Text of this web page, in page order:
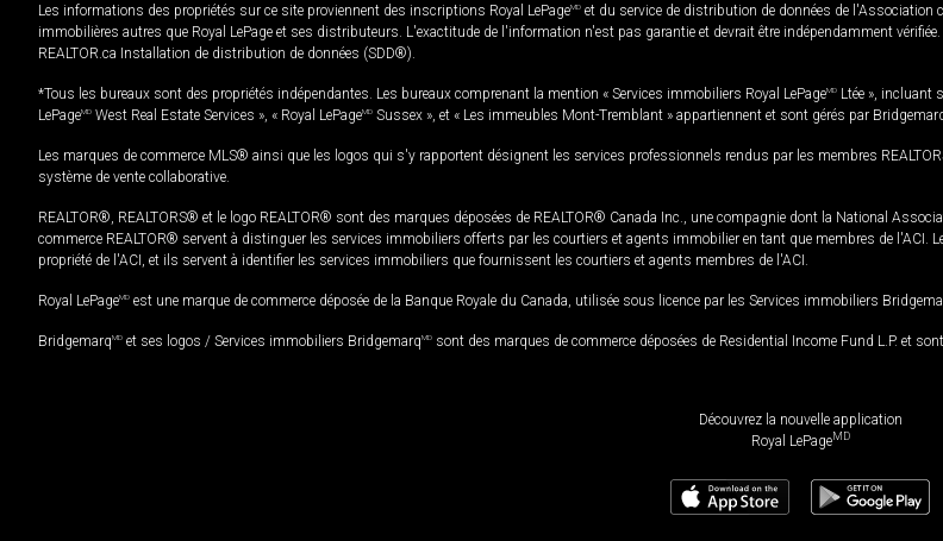
Les informations des propriétés sur ce site proviennent des inscriptions Royal LePageMD et du service de distribution de données de l'Association
immobilières autres que Royal LePage et ses distributeurs. L'exactitude de l'information n'est pas garantie et devrait être indépendamment
REALTOR.ca Installation de distribution de données (SDD®).
*Tous les bureaux sont des propriétés indépendantes. Les bureaux comprenant la mention « Services immobiliers Royal LePageMD Ltée », incluant
LePageMD West Real Estate Services », « Royal LePageMD Sussex », et « Les immeubles Mont-Tremblant » appartiennent et sont gérés par
Les marques de commerce MLS® ainsi que les logos qui s'y rapportent désignent les services professionnels rendus par les membres
système de vente collaborative.
REALTOR®, REALTORS® et le logo REALTOR® sont des marques déposées de REALTOR® Canada Inc., une compagnie dont la National
commerce REALTOR® servent à distinguer les services immobiliers offerts par les courtiers et agents immobilier en tant que membres de
propriété de l'ACI, et ils servent à identifier les services immobiliers que fournissent les courtiers et agents membres de l'ACI.
Royal LePageMD est une marque de commerce déposée de la Banque Royale du Canada, utilisée sous licence par les Services immobiliers
BridgemarqMD et ses logos / Services immobiliers BridgemarqMD sont des marques de commerce déposées de Residential Income Fund L.P. et
Découvrez la nouvelle application
Royal LePageMD